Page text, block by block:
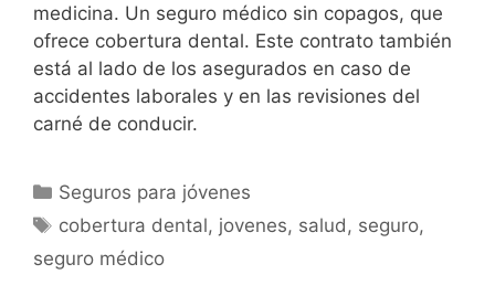
medicina. Un seguro médico sin copagos, que
ofrece cobertura dental. Este contrato también
está al lado de los asegurados en caso de
accidentes laborales y en las revisiones del
carné de conducir.
Seguros para jóvenes
cobertura dental, jovenes, salud , seguro,
seguro médico